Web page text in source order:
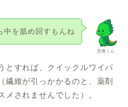
恐竜くん
中を舐め回すもんね
とすれば、クイックルワイパ
繊維が引っかかるのと、薬剤
メされませんでした）。